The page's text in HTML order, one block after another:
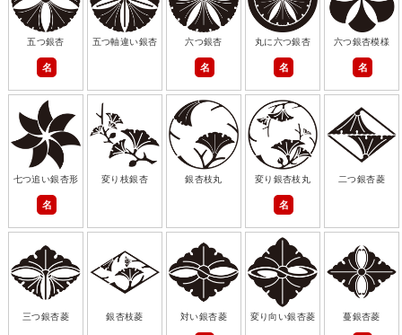
五つ銀杏
名
五つ軸違い銀杏 六つ銀杏
名
丸に六つ銀杏
名
六つ銀杏模様
名
七つ追い銀杏形
名
変り枝銀杏 銀杏枝丸 変り銀杏枝丸
名
二つ銀杏菱
三つ銀杏菱 銀杏枝菱 対い銀杏菱 変り向い銀杏菱 蔓銀杏菱